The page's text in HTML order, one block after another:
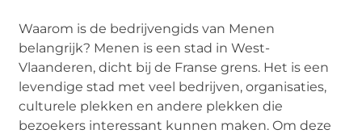
Waarom is de bedrijvengids van Menen
belangrijk? Menen is een stad in West-
Vlaanderen, dicht bij de Franse grens. Het is een
levendige stad met veel bedrijven, organisaties,
culturele plekken en andere plekken die
bezoekers interessant kunnen maken. Om deze